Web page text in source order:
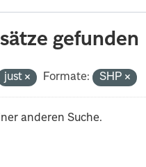
gefunden
just Formate: SHP
anderen Suche.